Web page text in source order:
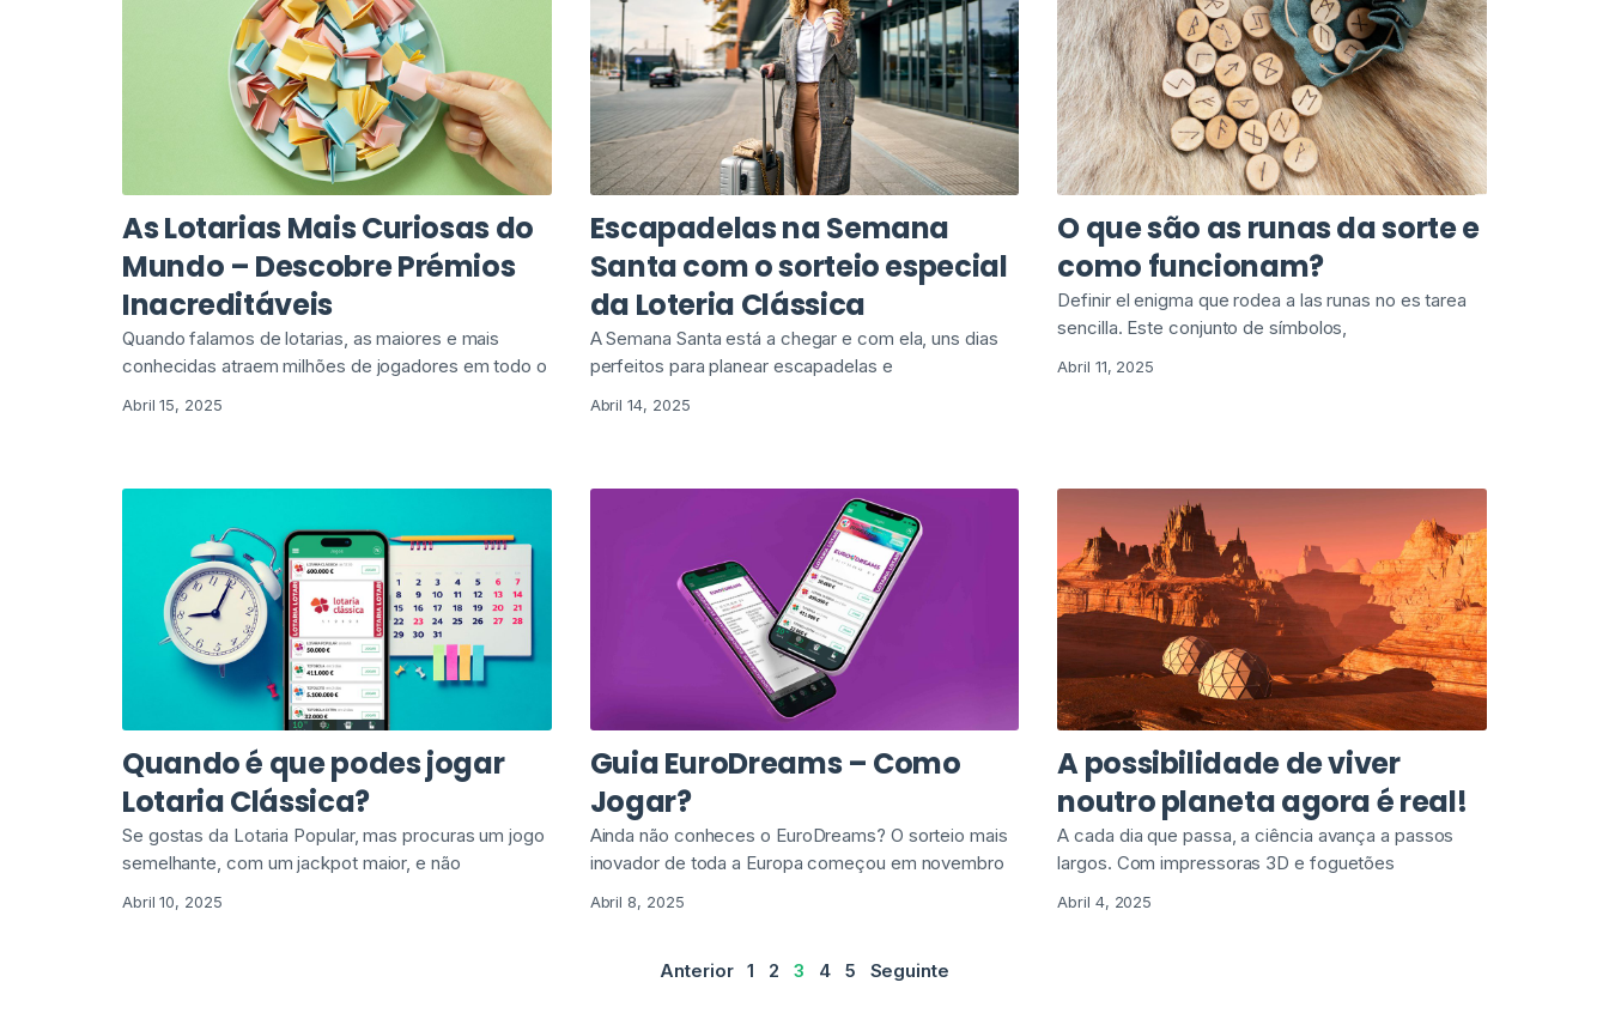
As Lotarias Mais Curiosas do
Mundo – Descobre Prémios
Inacreditáveis
Quando falamos de lotarias, as maiores e mais
conhecidas atraem milhões de jogadores em todo o
Abril 15, 2025
Escapadelas na Semana
Santa com o sorteio especial
da Loteria Clássica
A Semana Santa está a chegar e com ela, uns dias
perfeitos para planear escapadelas e
Abril 14, 2025
O que são as runas da sorte e
como funcionam?
Definir el enigma que rodea a las runas no es tarea
sencilla. Este conjunto de símbolos,
Abril 11, 2025
Quando é que podes jogar
Lotaria Clássica?
Se gostas da Lotaria Popular, mas procuras um jogo
semelhante, com um jackpot maior, e não
Abril 10, 2025
Guia EuroDreams – Como
Jogar?
Ainda não conheces o EuroDreams? O sorteio mais
inovador de toda a Europa começou em novembro
Abril 8, 2025
A possibilidade de viver
noutro planeta agora é real!
A cada dia que passa, a ciência avança a passos
largos. Com impressoras 3D e foguetões
Abril 4, 2025
Anterior 1 2 3 4 5 Seguinte